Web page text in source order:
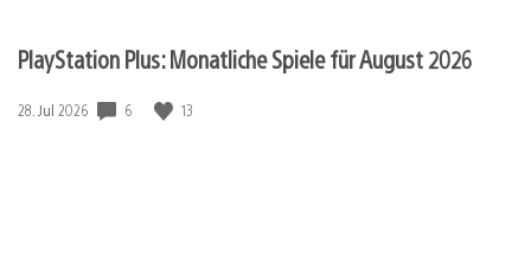
PlayStation Plus: Monatliche Spiele für August 2026
Veröffentlichungsdatum:
28. Jul 2026 6 13